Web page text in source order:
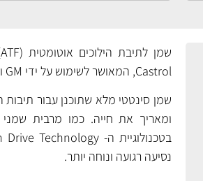
Castrol, המאושר לשימוש על ידי GM ופורד ומתאים לשימוש במרבית הרכבים האסיאתיים והאירופאים.
שמן סינטטי מלא שתוכנן עבור תיבות
נסיעה רגועה ונוחה יותר.